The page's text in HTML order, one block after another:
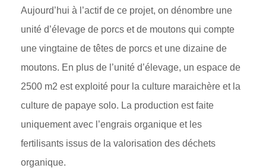
Aujourd’hui à l’actif de ce projet, on dénombre une
unité d’élevage de porcs et de moutons qui compte
une vingtaine de têtes de porcs et une dizaine de
moutons. En plus de l’unité d’élevage, un espace de
2500 m2 est exploité pour la culture maraichère et la
culture de papaye solo. La production est faite
uniquement avec l’engrais organique et les
fertilisants issus de la valorisation des déchets
organique.